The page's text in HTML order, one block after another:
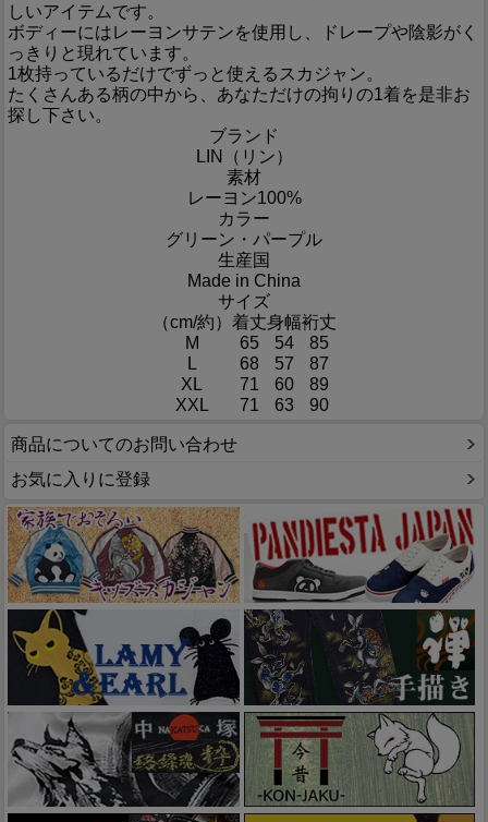
しいアイテムです。
ボディーにはレーヨンサテンを使用し、ドレープや陰影がく
っきりと現れています。
1枚持っているだけでずっと使えるスカジャン。
たくさんある柄の中から、あなただけの拘りの1着を是非お
探し下さい。
ブランド
LIN（リン）
素材
レーヨン100%
カラー
グリーン・パープル
生産国
Made in China
サイズ
（cm/約） 着丈身幅裄丈
M
65 54
85
L
68 57
87
XL
71 60
89
XXL
71 63 90
商品についてのお問い合わせ
お気に入りに登録